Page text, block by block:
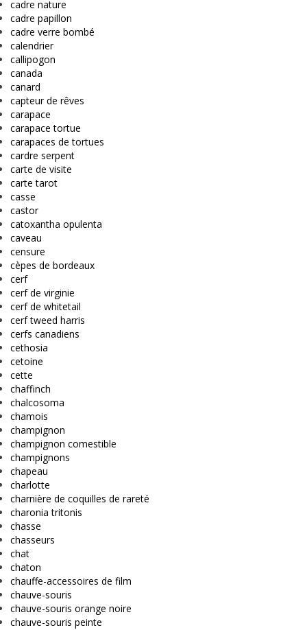
cadre nature
cadre papillon
cadre verre bombé
calendrier
callipogon
canada
canard
capteur de rêves
carapace
carapace tortue
carapaces de tortues
cardre serpent
carte de visite
carte tarot
casse
castor
catoxantha opulenta
caveau
censure
cèpes de bordeaux
cerf
cerf de virginie
cerf de whitetail
cerf tweed harris
cerfs canadiens
cethosia
cetoine
cette
chaffinch
chalcosoma
chamois
champignon
champignon comestible
champignons
chapeau
charlotte
charnière de coquilles de rareté
charonia tritonis
chasse
chasseurs
chat
chaton
chauffe-accessoires de film
chauve-souris
chauve-souris orange noire
chauve-souris peinte